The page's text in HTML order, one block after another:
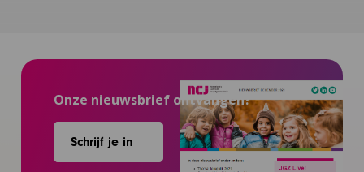
Onze nieuwsbrief ontvangen?
Schrijf je in